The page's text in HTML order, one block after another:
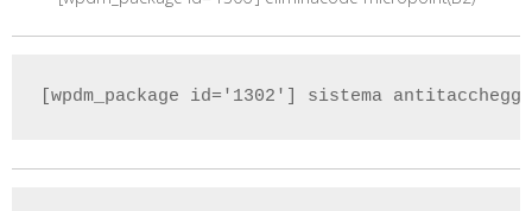
[wpdm_package id='1302'] sistema